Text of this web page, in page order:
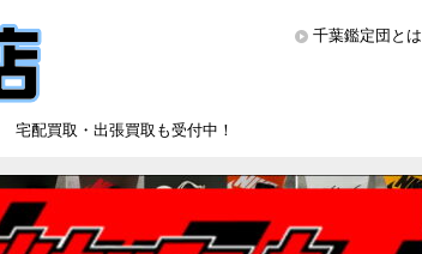
配買取・出張買取も受付中！
千葉鑑定団とは